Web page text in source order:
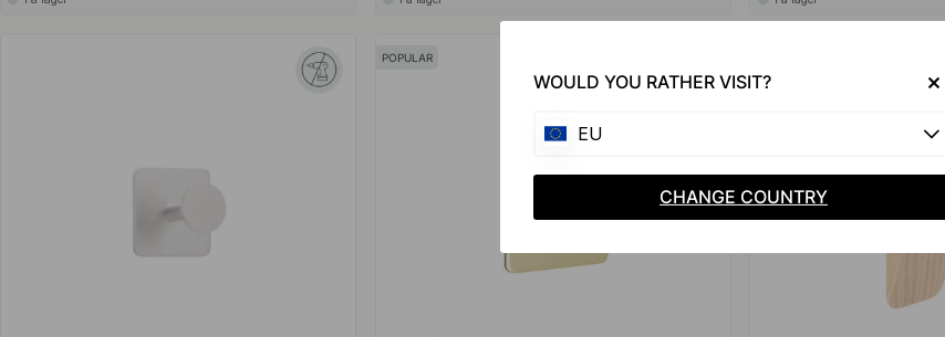
POPULAR
WOULD YOU RATHER VISIT?
EU
CHANGE COUNTRY